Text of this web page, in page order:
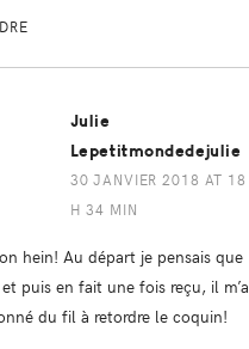
Julie
Lepetitmondedejulie
30 JANVIER 2018 AT 18
H 34 MIN
hein! Au départ je pensais que
puis en fait une fois reçu, il m’a
du fil à retordre le coquin!